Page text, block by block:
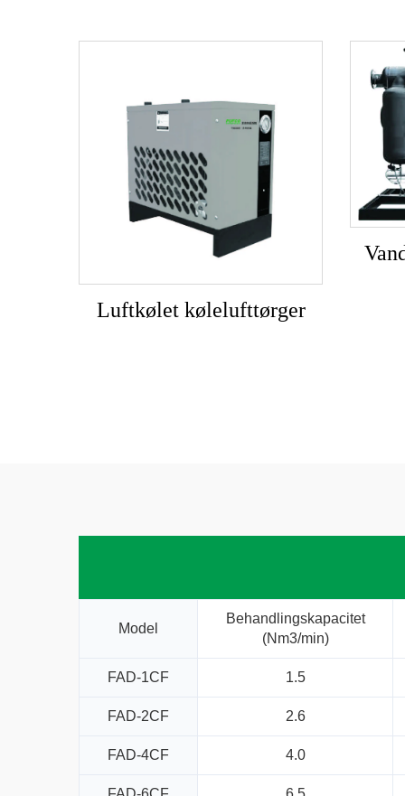
Luftkølet kølelufttørger
Model
Behandlingskapacitet
(Nm3/min)
FAD-1CF 1.5
FAD-2CF 2.6
FAD-4CF 4.0